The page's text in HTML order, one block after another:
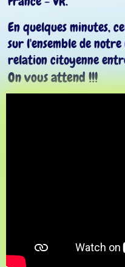
En quelques minutes,
sur l'ensemble de
relation citoyenne
On vous attend !!!